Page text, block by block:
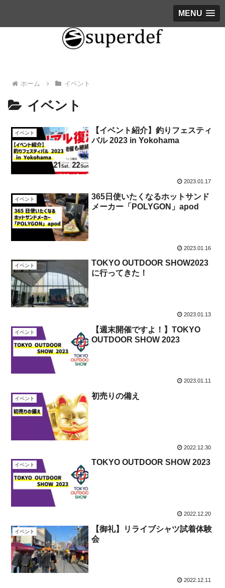
MENU
ホーム イベント
イベント
イベント
【イベント紹介】釣りフェスティ
バル 2023 in Yokohama
2023.01.17
イベント
365日使いたくなるホットサンド
メーカー「POLYGON」apod
2023.01.16
イベント
TOKYO OUTDOOR SHOW2023
に行ってきた！
2023.01.13
イベント
【週末開催ですよ！】TOKYO
OUTDOOR SHOW 2023
2023.01.11
イベント 初売りの備え
2022.12.30
イベント TOKYO OUTDOOR SHOW 2023
2022.12.20
イベント
【御礼】リライブシャツ試着体験
会
2022.12.11